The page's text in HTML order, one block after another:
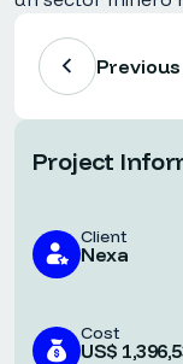
Previous
Project
Client
Nexa
Cost
US$